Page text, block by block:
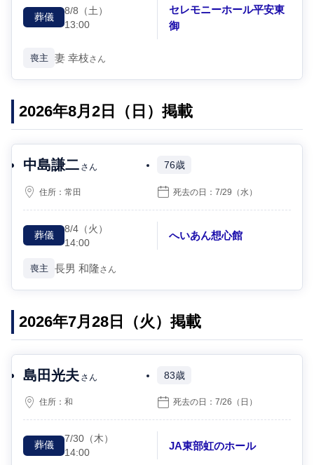
葬儀
8/8 （土）
13:00
セレモニーホール平安東
御
喪主 妻 幸枝さん
2026年8月2日（日）掲載
中島謙二 さん 76歳
住所：常田 死去の日：7/29 （水）
葬儀
8/4 （火）
14:00
へいあん想心館
喪主 長男 和隆さん
2026年7月28日（火）掲載
島田光夫 さん 83歳
住所：和 死去の日：7/26 （日）
葬儀
7/30 （木）
14:00
JA東部虹のホール